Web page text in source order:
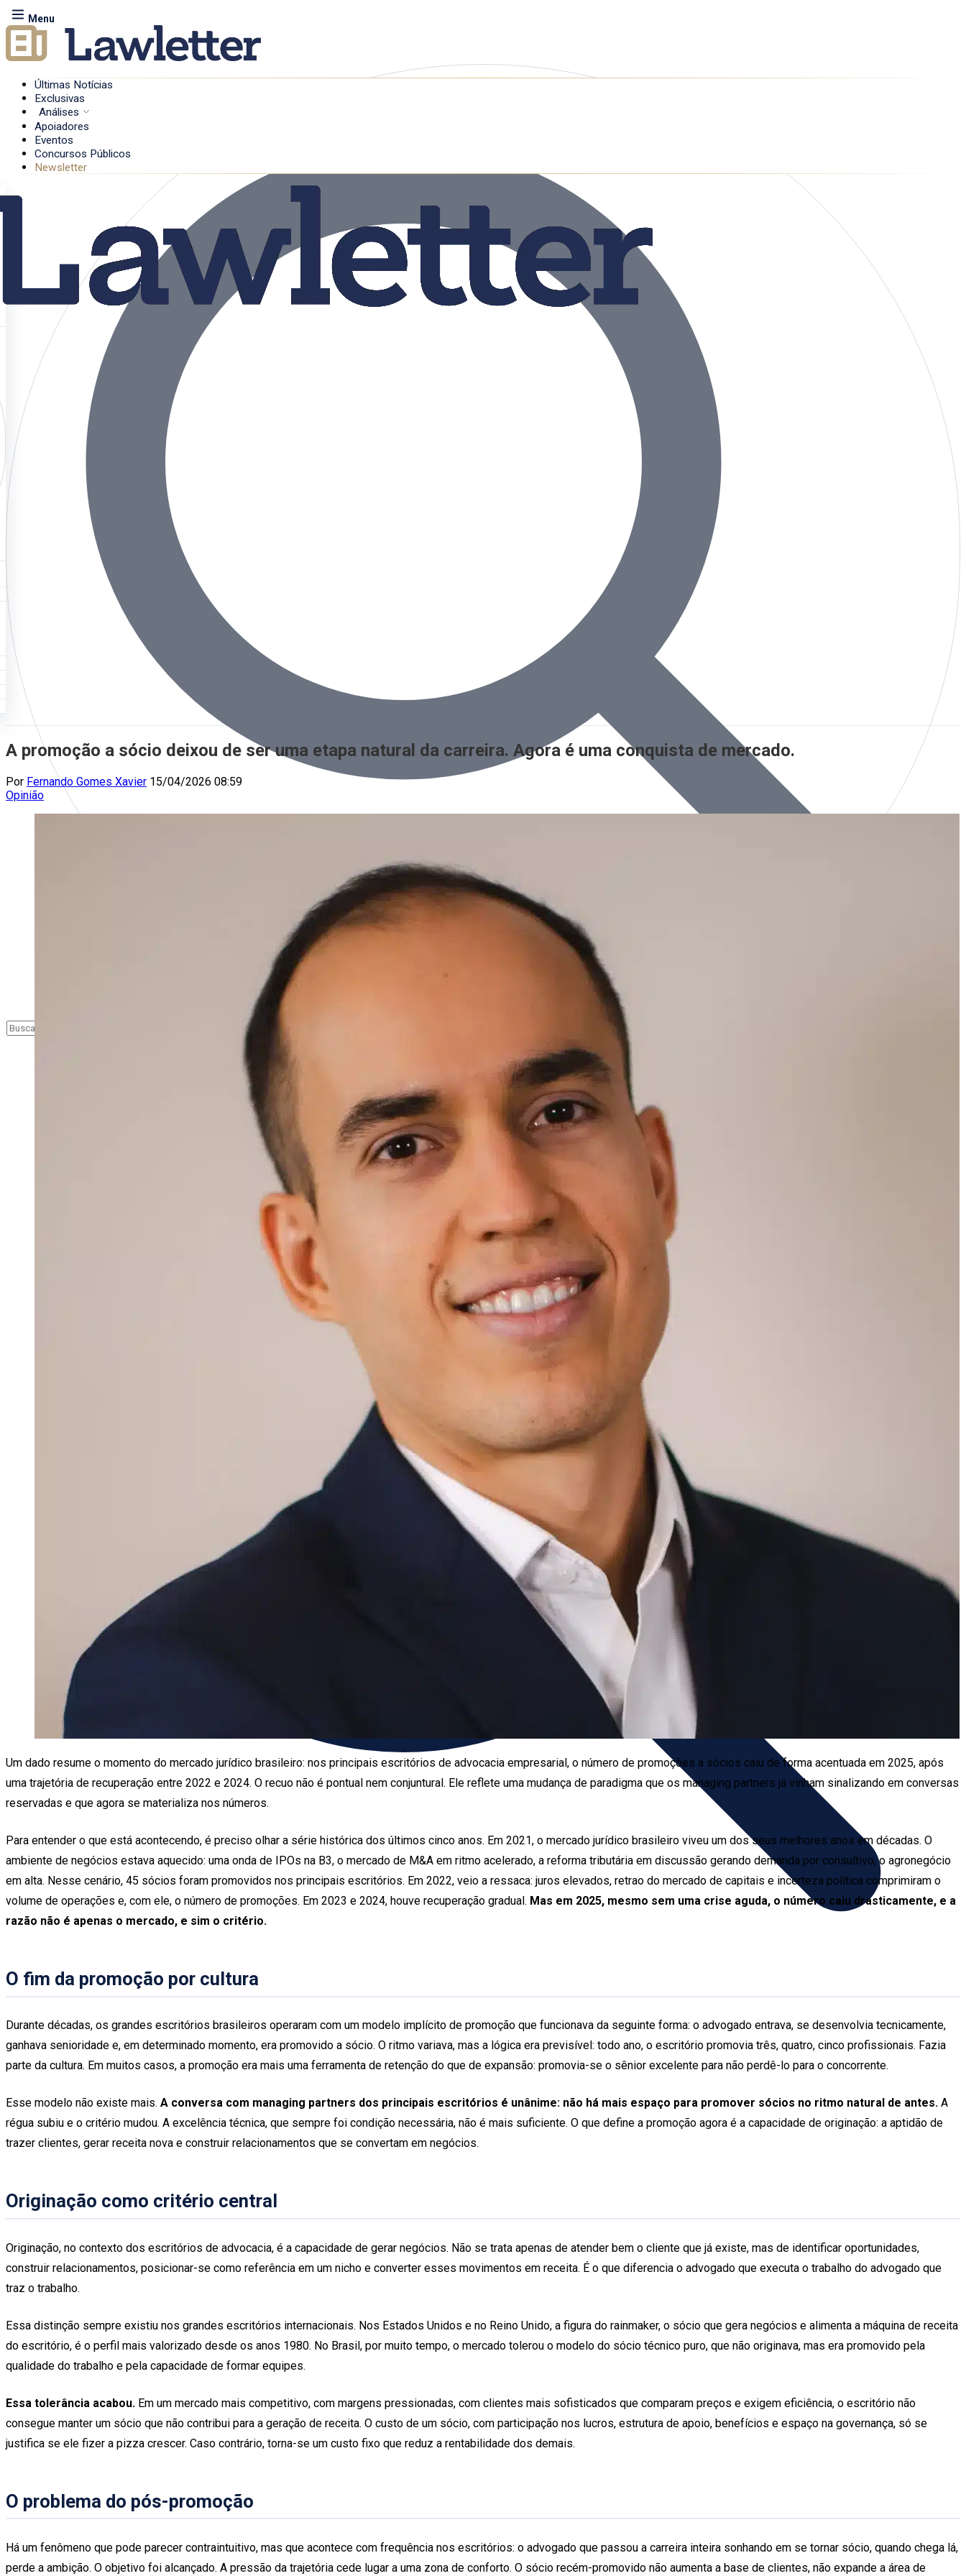
Menu
Últimas Notícias
Exclusivas
Análises
Apoiadores
Eventos
Concursos Públicos
Newsletter
A promoção a sócio deixou de ser uma etapa natural da carreira. Agora é uma conquista de mercado.
Por Fernando Gomes Xavier 15/04/2026 08:59
Opinião
Um dado resume o momento do mercado jurídico brasileiro: nos principais escritórios de advocacia empresarial, o número de promoções a sócios caiu de forma acentuada em 2025, após
uma trajetória de recuperação entre 2022 e 2024. O recuo não é pontual nem conjuntural. Ele reflete uma mudança de paradigma que os managing partners já vinham sinalizando em conversas
reservadas e que agora se materializa nos números.
Para entender o que está acontecendo, é preciso olhar a série histórica dos últimos cinco anos. Em 2021, o mercado jurídico brasileiro viveu um dos seus melhores anos em décadas. O
ambiente de negócios estava aquecido: uma onda de IPOs na B3, o mercado de M&A em ritmo acelerado, a reforma tributária em discussão gerando demanda por consultivo, o agronegócio
em alta. Nesse cenário, 45 sócios foram promovidos nos principais escritórios. Em 2022, veio a ressaca: juros elevados, retrao do mercado de capitais e incerteza política comprimiram o
volume de operações e, com ele, o número de promoções. Em 2023 e 2024, houve recuperação gradual. Mas em 2025, mesmo sem uma crise aguda, o número caiu drasticamente, e a
razão não é apenas o mercado, e sim o critério.
O fim da promoção por cultura
Durante décadas, os grandes escritórios brasileiros operaram com um modelo implícito de promoção que funcionava da seguinte forma: o advogado entrava, se desenvolvia tecnicamente,
ganhava senioridade e, em determinado momento, era promovido a sócio. O ritmo variava, mas a lógica era previsível: todo ano, o escritório promovia três, quatro, cinco profissionais. Fazia
parte da cultura. Em muitos casos, a promoção era mais uma ferramenta de retenção do que de expansão: promovia-se o sênior excelente para não perdê-lo para o concorrente.
Esse modelo não existe mais. A conversa com managing partners dos principais escritórios é unânime: não há mais espaço para promover sócios no ritmo natural de antes. A
régua subiu e o critério mudou. A excelência técnica, que sempre foi condição necessária, não é mais suficiente. O que define a promoção agora é a capacidade de originação: a aptidão de
trazer clientes, gerar receita nova e construir relacionamentos que se convertam em negócios.
Originação como critério central
Originação, no contexto dos escritórios de advocacia, é a capacidade de gerar negócios. Não se trata apenas de atender bem o cliente que já existe, mas de identificar oportunidades,
construir relacionamentos, posicionar-se como referência em um nicho e converter esses movimentos em receita. É o que diferencia o advogado que executa o trabalho do advogado que
traz o trabalho.
Essa distinção sempre existiu nos grandes escritórios internacionais. Nos Estados Unidos e no Reino Unido, a figura do rainmaker, o sócio que gera negócios e alimenta a máquina de receita
do escritório, é o perfil mais valorizado desde os anos 1980. No Brasil, por muito tempo, o mercado tolerou o modelo do sócio técnico puro, que não originava, mas era promovido pela
qualidade do trabalho e pela capacidade de formar equipes.
Essa tolerância acabou. Em um mercado mais competitivo, com margens pressionadas, com clientes mais sofisticados que comparam preços e exigem eficiência, o escritório não
consegue manter um sócio que não contribui para a geração de receita. O custo de um sócio, com participação nos lucros, estrutura de apoio, benefícios e espaço na governança, só se
justifica se ele fizer a pizza crescer. Caso contrário, torna-se um custo fixo que reduz a rentabilidade dos demais.
O problema do pós-promoção
Há um fenômeno que pode parecer contraintuitivo, mas que acontece com frequência nos escritórios: o advogado que passou a carreira inteira sonhando em se tornar sócio, quando chega lá,
perde a ambição. O objetivo foi alcançado. A pressão da trajetória cede lugar a uma zona de conforto. O sócio recém-promovido não aumenta a base de clientes, não expande a área de